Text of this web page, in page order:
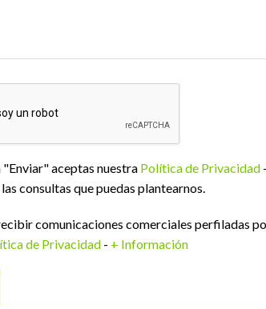
"Enviar" aceptas nuestra Política de Privacidad -
consultas que puedas plantearnos.
comunicaciones comerciales perfiladas
de Privacidad - + Información